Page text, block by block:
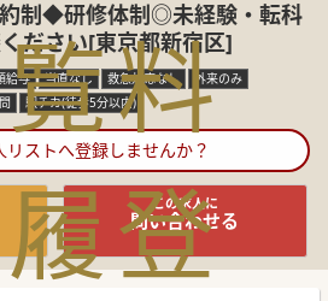
覧
履
料
登
制◆研修体制◎未経験・転科
ださい[東京都新宿区]
給与 当直なし 救急対応なし
外来のみ
駅チカ(徒歩5分以内)
リストへ登録しませんか？
この求人に
問い合わせる